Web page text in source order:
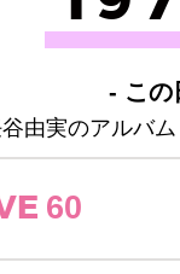
- この
由実のアルバ
60